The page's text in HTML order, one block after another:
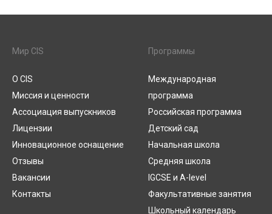
Мир CIS
О CIS
Миссия и ценности
Ассоциация выпускников
Лицензии
Инновационное оснащение
Отзывы
Вакансии
Контакты
Программы
Международная
программа
Российская программа
Детский сад
Начальная школа
Средняя школа
IGCSE и A-level
Факультативные занятия
Школьный календарь